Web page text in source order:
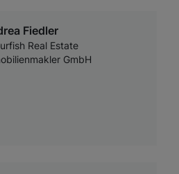
Fiedler
Real Estate
GmbH